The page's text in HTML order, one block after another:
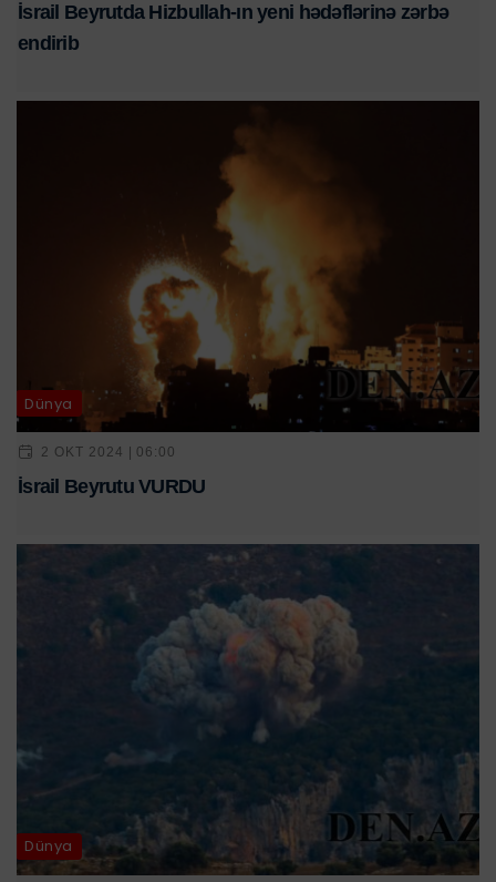
İsrail Beyrutda Hizbullah-ın yeni hədəflərinə zərbə
endirib
Dünya
2 OKT 2024 | 06:00
İsrail Beyrutu VURDU
Dünya